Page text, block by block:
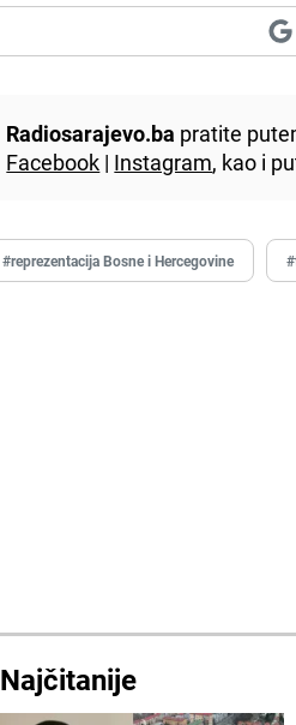
Radiosarajevo.ba pratite
Facebook | Instagram, kao i
#reprezentacija Bosne i Hercegovine
Najčitanije